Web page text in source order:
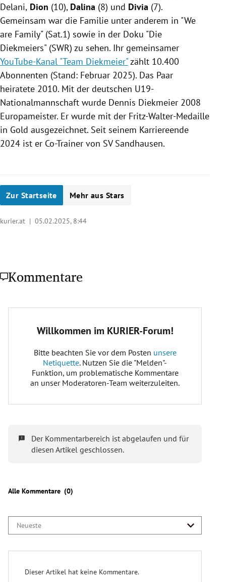
Delani, Dion (10), Dalina (8) und Divia (7).
Gemeinsam war die Familie unter anderem in "We
are Family" (Sat.1) sowie in der Doku "Die
Diekmeiers" (SWR) zu sehen. Ihr gemeinsamer
YouTube-Kanal "Team Diekmeier"zählt 10.400
Abonnenten (Stand: Februar 2025). Das Paar
heiratete 2010. Mit der deutschen U19-
Nationalmannschaft wurde Dennis Diekmeier 2008
Europameister. Er wurde mit der Fritz-Walter-Medaille
in Gold ausgezeichnet. Seit seinem Karriereende
2024 ist er Co-Trainer von SV Sandhausen.
Zur Startseite Mehr aus Stars
kurier.at | 05.02.2025, 8:44
Kommentare